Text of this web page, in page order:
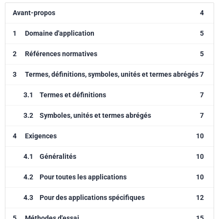
Avant-propos 4
1 Domaine d'application 5
2 Références normatives 5
3 Termes, définitions, symboles, unités et termes abrégés7
3.1 Termes et définitions 7
3.2 Symboles, unités et termes abrégés 7
4 Exigences 10
4.1 Généralités 10
4.2 Pour toutes les applications 10
4.3 Pour des applications spécifiques 12